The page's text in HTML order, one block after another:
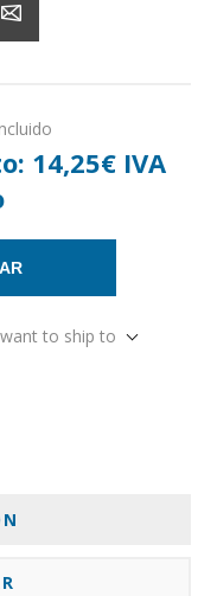
14,25€ IVA
to ship to